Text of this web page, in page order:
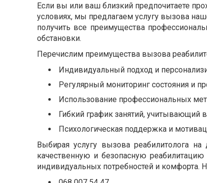
Если вы или ваш близкий предпочитаете
условиях, мы предлагаем услугу вызова
получить все преимущества
обстановки.
Перечислим преимущества вызова
Индивидуальный подход и
Регулярный мониторинг состояния и
Использование профессиональных
Гибкий график занятий, учитывающий
Психологическая поддержка и
Выбирая услугу вызова реабилитолога
качественную и безопасную
индивидуальных потребностей и комфорта.